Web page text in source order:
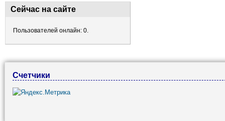
Сейчас на сайте
Пользователей онлайн: 0.
Счетчики